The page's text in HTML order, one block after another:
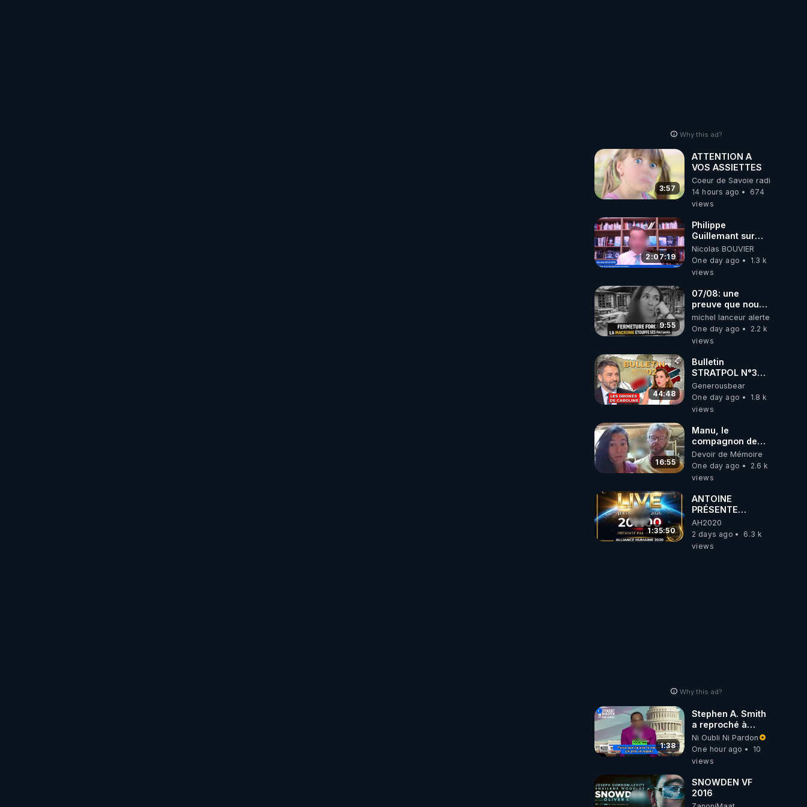
Why this ad?
3:57
ATTENTION A
VOS ASSIETTES
Coeur de Savoie radioweb TV
14 hours ago
674
views
2:07:19
Philippe
Guillemant sur
l’IA, la conscience
et les OVNI
Nicolas BOUVIER
One day ago
1.3 k
views
9:55
07/08: une
preuve que nous
somme passé en
absurdie une
dictature qui veut
opposant !
michel lanceur alerte
One day ago
2.2 k
views
44:48
Bulletin
STRATPOL N°302.
Armée des
drones, MS-21 en
série, missiles
07.08.2026.
Generousbear
One day ago
1.8 k
views
16:55
Manu, le
compagnon de
Kyria, raconte sa
garde à vue
musclée.
Devoir de Mémoire
One day ago
2.6 k
views
1:35:50
ANTOINE
PRÉSENTE
AH2020 LE LIVE
20H ***DU
06/08/2026***
AH2020
2 days ago
6.3 k
views
Why this ad?
1:38
Stephen A. Smith
a reproché à
Anthony Fauci des
consignes «
incompatibles
Ni Oubli Ni Pardon
One hour ago
10
views
SNOWDEN VF
2016